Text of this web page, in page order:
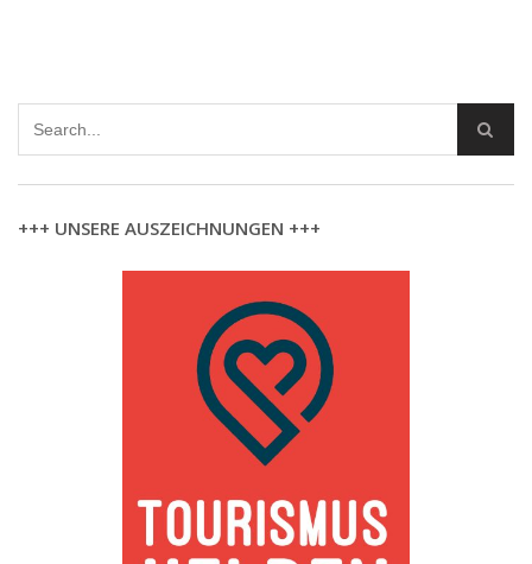
+++ UNSERE AUSZEICHNUNGEN +++